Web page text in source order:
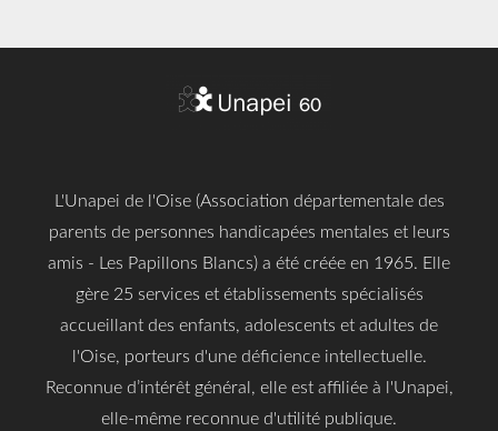
L'Unapei de l'Oise (Association départementale des
parents de personnes handicapées mentales et leurs
amis - Les Papillons Blancs) a été créée en 1965. Elle
gère 25 services et établissements spécialisés
accueillant des enfants, adolescents et adultes de
l'Oise, porteurs d'une déficience intellectuelle.
Reconnue d’intérêt général, elle est affiliée à l'Unapei,
elle-même reconnue d'utilité publique.